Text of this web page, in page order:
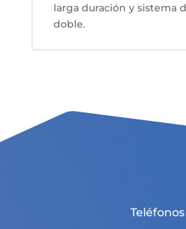
larga duración y sistema
doble.
Teléfonos